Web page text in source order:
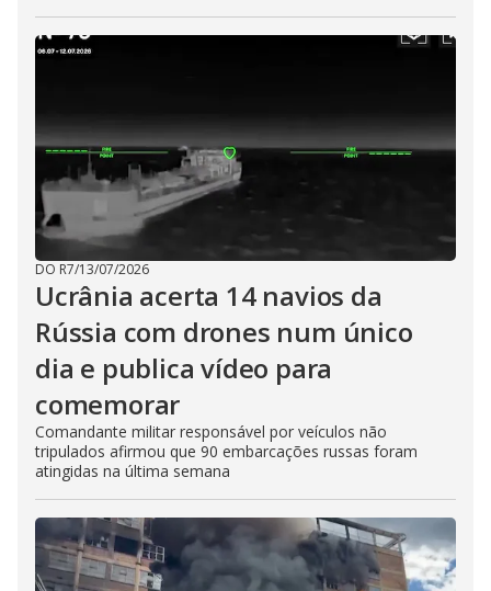
DO R7/13/07/2026
Ucrânia acerta 14 navios da
Rússia com drones num único
dia e publica vídeo para
comemorar
Comandante militar responsável por veículos não
tripulados afirmou que 90 embarcações russas foram
atingidas na última semana